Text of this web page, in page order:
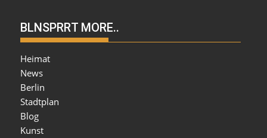
BLNSPRRT MORE..
Heimat
News
Berlin
Stadtplan
Blog
Kunst